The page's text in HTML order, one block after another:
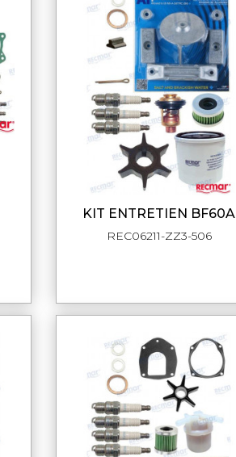
APERÇU RAPIDE
KIT ENTRETIEN BF60A
REC06211-ZZ3-506